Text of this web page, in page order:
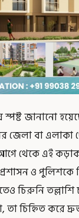
জানানো
জেলা বা
থেকে এই
ও পুলিশকে
চিরুনি
তা চিহ্নিত করে